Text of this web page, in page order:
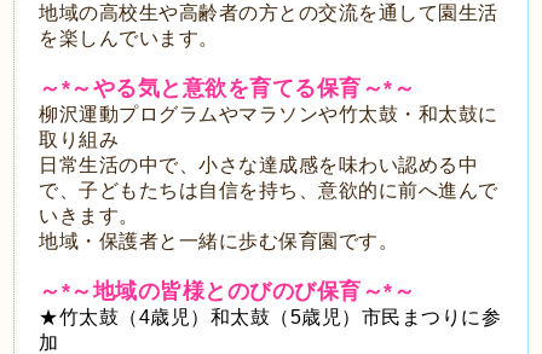
地域の高校生や高齢者の方との交流を通して園生活
を楽しんでいます。
～*～やる気と意欲を育てる保育～*～
柳沢運動プログラムやマラソンや竹太鼓・和太鼓に
取り組み
日常生活の中で、小さな達成感を味わい認める中
で、子どもたちは自信を持ち、意欲的に前へ進んで
いきます。
地域・保護者と一緒に歩む保育園です。
～*～地域の皆様とのびのび保育～*～
★竹太鼓（4歳児）和太鼓（5歳児）市民まつりに参
加